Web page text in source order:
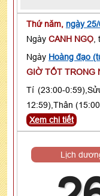
Thứ năm, ngày
Ngày CANH NGỌ
Ngày Hoàng đạo
GIỜ TỐT TRONG
Tí (23:00-
12:59),Thân
Xem chi tiết
Lịch